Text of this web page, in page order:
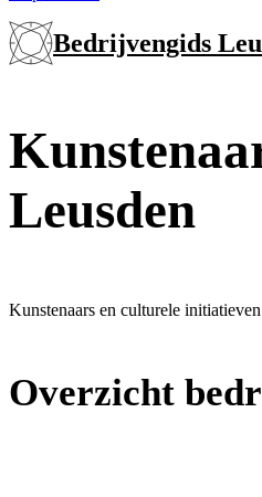
Bedrijvengids
Leusden
Kunstenaars en culturele
Overzicht